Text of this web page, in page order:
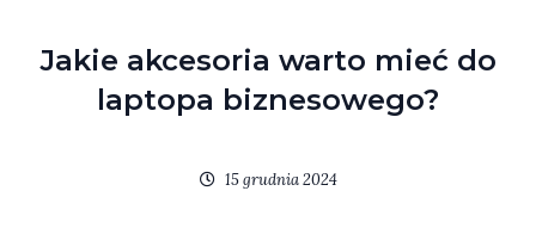
Jakie akcesoria warto mieć do
laptopa biznesowego?
15 grudnia 2024